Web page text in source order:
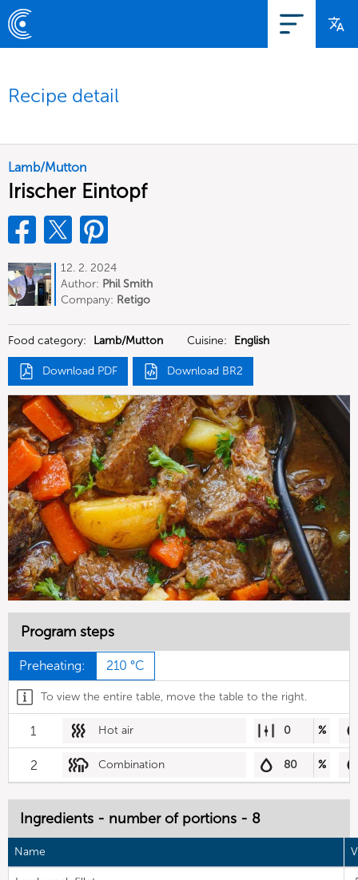
Recipe detail
Lamb/Mutton
Irischer Eintopf
12. 2. 2024
Author: Phil Smith
Company: Retigo
Food category: Lamb/Mutton Cuisine: English
Download PDF Download BR2
Program steps
Preheating: 210 °C
To view the entire table, move the table to the right.
1 Hot air 0 %
2 Combination 80 %
Ingredients - number of portions - 8
Name